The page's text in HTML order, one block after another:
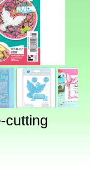
cutting